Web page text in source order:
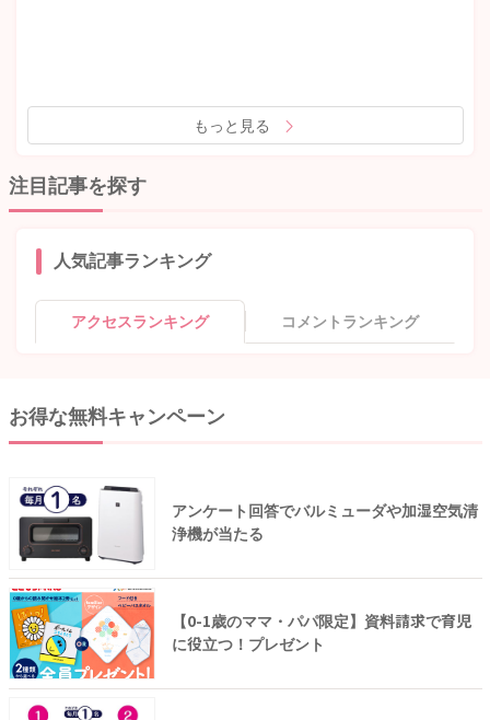
もっと見る
注目記事を探す
人気記事ランキング
アクセスランキング コメントランキング
お得な無料キャンペーン
アンケート回答でバルミューダや加湿空気清
浄機が当たる
【0-1歳のママ・パパ限定】資料請求で育児
に役立つ！プレゼント